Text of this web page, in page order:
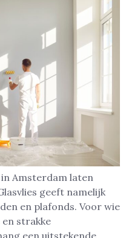
Amsterdam laten
geeft namelijk
en plafonds. Voor wie
en strakke
een uitstekende